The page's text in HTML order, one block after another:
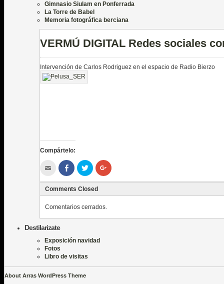
VERMÚ DIGITAL Redes sociales
Intervención de Carlos Rodriguez en el espacio de Radio Bierzo
Compártelo:
Hac
clic
enviar
por
correo
electrónico
a
amigo
(Se
en
una
ventana
nueva)
Haz
clic
compartir
en
Facebook
(Se
abre
una
Haz
clic
compartir
en
Twitter
(Se
abre
una
Haz
clic
compartir
Google+
una
Comments Closed
Comentarios cerrados.
Gimnasio Siulam en Ponferrada
La Torre de Babel
Memoria fotográfica berciana
Destilarizate
Exposición navidad
Fotos
Libro de visitas
About Arras WordPress Theme